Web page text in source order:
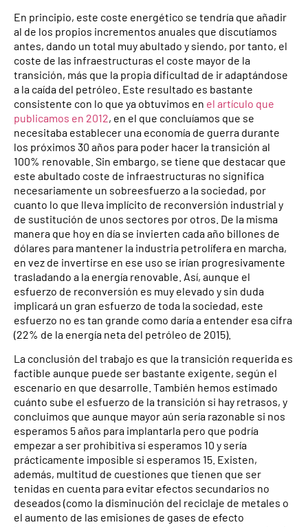
En principio, este coste energético se tendría que añadir
al de los propios incrementos anuales que discutíamos
antes, dando un total muy abultado y siendo, por tanto, el
coste de las infraestructuras el coste mayor de la
transición, más que la propia dificultad de ir adaptándose
a la caída del petróleo. Este resultado es bastante
consistente con lo que ya obtuvimos en el artículo que
publicamos en 2012, en el que concluíamos que se
necesitaba establecer una economía de guerra durante
los próximos 30 años para poder hacer la transición al
100% renovable. Sin embargo, se tiene que destacar que
este abultado coste de infraestructuras no significa
necesariamente un sobreesfuerzo a la sociedad, por
cuanto lo que lleva implícito de reconversión industrial y
de sustitución de unos sectores por otros. De la misma
manera que hoy en día se invierten cada año billones de
dólares para mantener la industria petrolífera en marcha,
en vez de invertirse en ese uso se irían progresivamente
trasladando a la energía renovable. Así, aunque el
esfuerzo de reconversión es muy elevado y sin duda
implicará un gran esfuerzo de toda la sociedad, este
esfuerzo no es tan grande como daría a entender esa cifra
(22% de la energía neta del petróleo de 2015).
La conclusión del trabajo es que la transición requerida es
factible aunque puede ser bastante exigente, según el
escenario en que desarrolle. También hemos estimado
cuánto sube el esfuerzo de la transición si hay retrasos, y
concluimos que aunque mayor aún sería razonable si nos
esperamos 5 años para implantarla pero que podría
empezar a ser prohibitiva si esperamos 10 y sería
prácticamente imposible si esperamos 15. Existen,
además, multitud de cuestiones que tienen que ser
tenidas en cuenta para evitar efectos secundarios no
deseados (como la disminución del reciclaje de metales o
el aumento de las emisiones de gases de efecto